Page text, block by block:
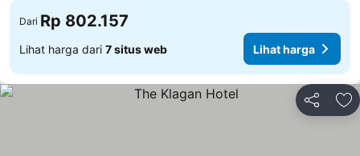
Dari Rp 802.157
Lihat harga dari 7 situs web Lihat harga
Bagikan